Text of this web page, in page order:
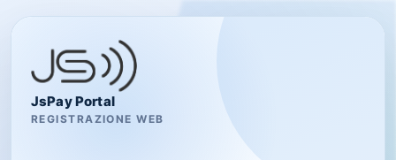
JsPay Portal
REGISTRAZIONE WEB